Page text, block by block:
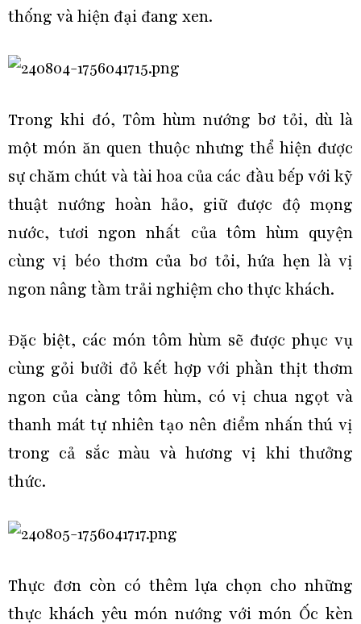
thống và hiện đại đang xen.
Trong khi đó, Tôm hùm nướng bơ tỏi, dù là
một món ăn quen thuộc nhưng thể hiện được
sự chăm chút và tài hoa của các đầu bếp với kỹ
thuật nướng hoàn hảo, giữ được độ mọng
nước, tươi ngon nhất của tôm hùm quyện
cùng vị béo thơm của bơ tỏi, hứa hẹn là vị
ngon nâng tầm trải nghiệm cho thực khách.
Đặc biệt, các món tôm hùm sẽ được phục vụ
cùng gỏi bưởi đỏ kết hợp với phần thịt thơm
ngon của càng tôm hùm, có vị chua ngọt và
thanh mát tự nhiên tạo nên điểm nhấn thú vị
trong cả sắc màu và hương vị khi thưởng
thức.
Thực đơn còn có thêm lựa chọn cho những
thực khách yêu món nướng với món Ốc kèn